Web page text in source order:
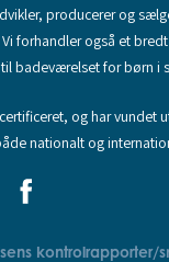
producerer og
forhandler også et
badeværelset for børn i
og har vundet
nationalt og
kontrolrapporter/